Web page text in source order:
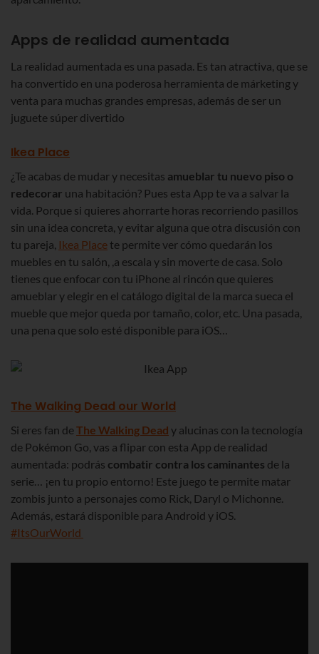
Apps de realidad aumentada
La realidad aumentada es una pasada. Es tan atractiva, que se
ha convertido en una poderosa herramienta de márketing y
venta para muchas grandes empresas, además de ser un
juguete súper divertido
Ikea Place
¿Te acabas de mudar y necesitas amueblar tu nuevo piso o
redecorar una habitación? Pues esta App te va a salvar la
vida. Porque si quieres ahorrarte horas recorriendo pasillos
sin una idea concreta, y evitar alguna que otra discusión con
tu pareja, Ikea Place te permite ver cómo quedarán los
muebles en tu salón, ,a escala y sin moverte de casa. Solo
tienes que enfocar con tu iPhone al rincón que quieres
amueblar y elegir en el catálogo digital de la marca sueca el
mueble que mejor queda por tamaño, color, etc. Una pasada,
una pena que solo esté disponible para iOS…
The Walking Dead our World
Si eres fan deThe Walking Dead y alucinas con la tecnología
de Pokémon Go, vas a flipar con esta App de realidad
aumentada: podrás combatir contra los caminantes de la
serie… ¡en tu propio entorno! Este juego te permite matar
zombis junto a personajes como Rick, Daryl o Michonne.
Además, estará disponible para Android y iOS.
#ItsOurWorld